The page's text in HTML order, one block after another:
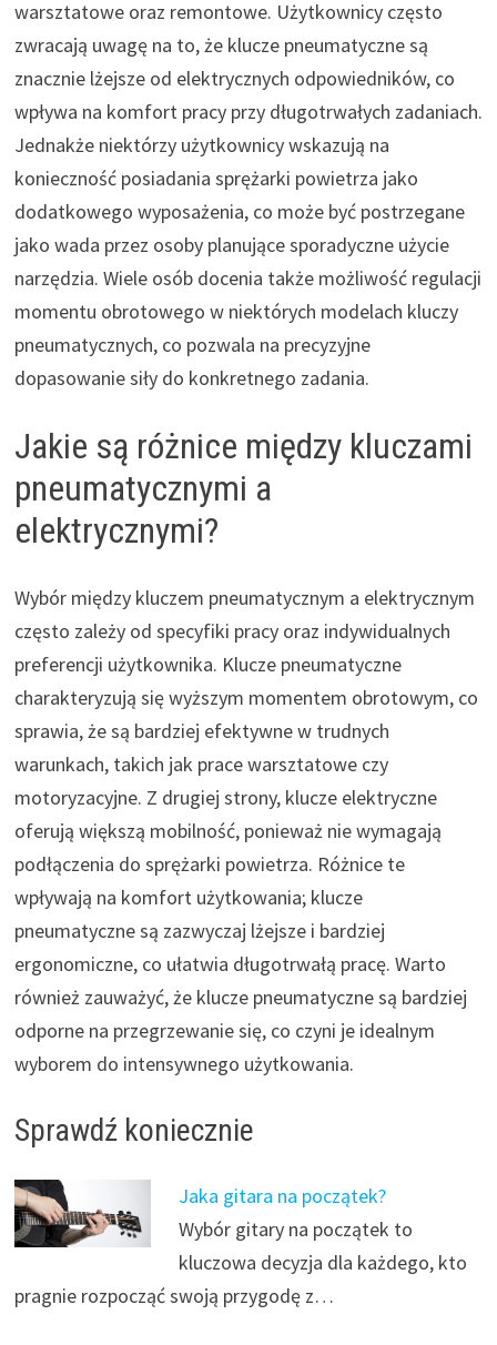
warsztatowe oraz remontowe. Użytkownicy często
zwracają uwagę na to, że klucze pneumatyczne są
znacznie lżejsze od elektrycznych odpowiedników, co
wpływa na komfort pracy przy długotrwałych zadaniach.
Jednakże niektórzy użytkownicy wskazują na
konieczność posiadania sprężarki powietrza jako
dodatkowego wyposażenia, co może być postrzegane
jako wada przez osoby planujące sporadyczne użycie
narzędzia. Wiele osób docenia także możliwość regulacji
momentu obrotowego w niektórych modelach kluczy
pneumatycznych, co pozwala na precyzyjne
dopasowanie siły do konkretnego zadania.
Jakie są różnice między kluczami
pneumatycznymi a
elektrycznymi?
Wybór między kluczem pneumatycznym a elektrycznym
często zależy od specyfiki pracy oraz indywidualnych
preferencji użytkownika. Klucze pneumatyczne
charakteryzują się wyższym momentem obrotowym, co
sprawia, że są bardziej efektywne w trudnych
warunkach, takich jak prace warsztatowe czy
motoryzacyjne. Z drugiej strony, klucze elektryczne
oferują większą mobilność, ponieważ nie wymagają
podłączenia do sprężarki powietrza. Różnice te
wpływają na komfort użytkowania; klucze
pneumatyczne są zazwyczaj lżejsze i bardziej
ergonomiczne, co ułatwia długotrwałą pracę. Warto
również zauważyć, że klucze pneumatyczne są bardziej
odporne na przegrzewanie się, co czyni je idealnym
wyborem do intensywnego użytkowania.
Sprawdź koniecznie
Jaka gitara na początek?
Wybór gitary na początek to
kluczowa decyzja dla każdego, kto
pragnie rozpocząć swoją przygodę z…